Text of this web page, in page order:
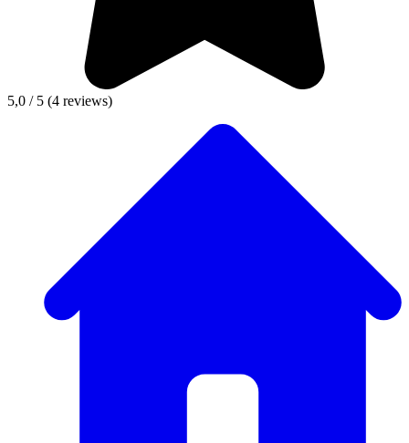
5,0 / 5 (4 reviews)